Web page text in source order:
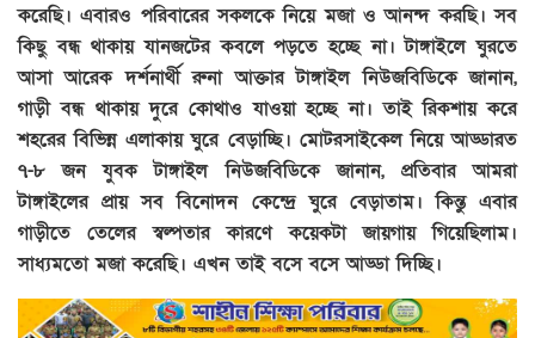
করেছি। এবারও পরিবারের সকলকে নিয়ে মজা ও আনন্দ করছি। সব
কিছু বন্ধ থাকায় যানজটের কবলে পড়তে হচ্ছে না। টাঙ্গাইলে ঘুরতে
আসা আরেক দর্শনার্থী রুনা আক্তার টাঙ্গাইল নিউজবিডিকে জানান,
গাড়ী বন্ধ থাকায় দুরে কোথাও যাওয়া হচ্ছে না। তাই রিকশায় করে
শহরের বিভিন্ন এলাকায় ঘুরে বেড়াচ্ছি। মোটরসাইকেল নিয়ে আড্ডারত
৭-৮ জন যুবক টাঙ্গাইল নিউজবিডিকে জানান, প্রতিবার আমরা
টাঙ্গাইলের প্রায় সব বিনোদন কেন্দ্রে ঘুরে বেড়াতাম। কিন্তু এবার
গাড়ীতে তেলের স্বল্পতার কারণে কয়েকটা জায়গায় গিয়েছিলাম।
সাধ্যমতো মজা করেছি। এখন তাই বসে বসে আড্ডা দিচ্ছি।